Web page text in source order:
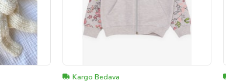
Kargo Bedava